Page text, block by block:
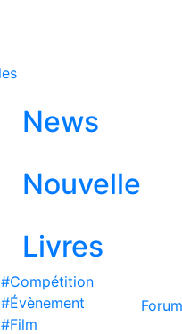
News
Nouvelle
Livres
#Compétition
#Évènement
#Film
Forum